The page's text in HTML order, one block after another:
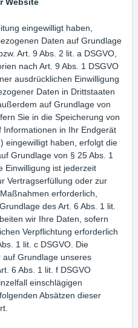
eingewilligt haben,
Daten auf Grundlage
Art. 9 Abs. 2 lit. a DSGVO,
nach Art. 9 Abs. 1 DSGVO
ausdrücklichen Einwilligung
Daten in Drittstaaten
auf Grundlage von
Sie in die Speicherung von
in Ihr Endgerät
eingewilligt haben, erfolgt die
Grundlage von § 25 Abs. 1
Einwilligung ist jederzeit
Vertragserfüllung oder zur
erforderlich,
des Art. 6 Abs. 1 lit.
wir Ihre Daten, sofern
Verpflichtung erforderlich
1 lit. c DSGVO. Die
Grundlage unseres
6 Abs. 1 lit. f DSGVO
einschlägigen
Absätzen dieser